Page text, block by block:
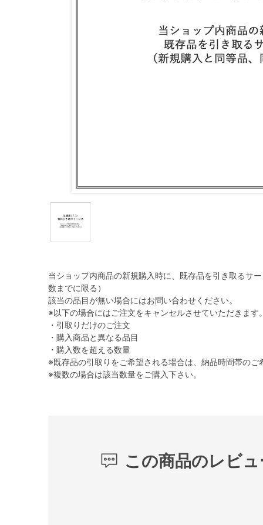
当ショップ内商品の新規購入時に、既存品を引き取るサ
数までに限る）
該当の品目が無い場合にはお問い合わせください。
※以下の場合にはご注文をキャンセルさせていただきます。
・引取りだけのご注文
・購入商品と異なる品目
・購入数を超える数量
※既存品の引取りをご希望される場合は、納品時間帯のご
※複数の場合は該当数量をご購入下さい。
この商品のレビ